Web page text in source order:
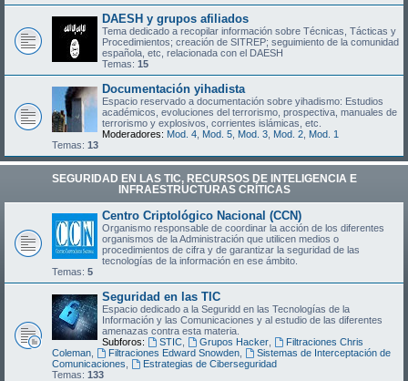
DAESH y grupos afiliados
Tema dedicado a recopilar información sobre Técnicas, Tácticas y
Procedimientos; creación de SITREP; seguimiento de la comunidad
española, etc, relacionada con el DAESH
Temas: 15
Documentación yihadista
Espacio reservado a documentación sobre yihadismo: Estudios
académicos, evoluciones del terrorismo, prospectiva, manuales de
terrorismo y explosivos, corrientes islámicas, etc.
Moderadores: Mod. 4 Mod. 5 Mod. 3 Mod. 2 Mod. 1
Temas: 13
SEGURIDAD EN LAS TIC, RECURSOS DE INTELIGENCIA E
INFRAESTRUCTURAS CRÍTICAS
Centro Criptológico Nacional (CCN)
Organismo responsable de coordinar la acción de los diferentes
organismos de la Administración que utilicen medios o
procedimientos de cifra y de garantizar la seguridad de las
tecnologías de la información en ese ámbito.
Temas: 5
Seguridad en las TIC
Espacio dedicado a la Seguridd en las Tecnologías de la
Información y las Comunicaciones y al estudio de las diferentes
amenazas contra esta materia.
Subforos:
STIC, Grupos Hacker,
Filtraciones Chris
Coleman
Filtraciones Edward Snowden,
Sistemas de Interceptación de
Comunicaciones
Estrategias de Ciberseguridad
Temas: 133